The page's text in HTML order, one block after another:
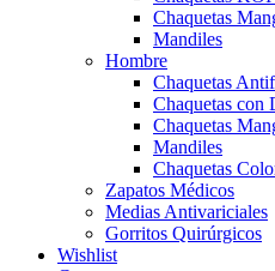
Chaquetas
Mandiles
Hombre
Chaquetas
Chaquetas con
Chaquetas
Mandiles
Chaquetas
Zapatos Médicos
Medias Antivariciales
Gorritos Quirúrgicos
Wishlist